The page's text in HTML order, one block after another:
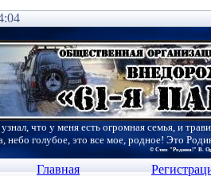
что у меня есть огромная семья, и
небо голубое, это все мое, родное! Это
© Стих "Родина!" В.
Главная